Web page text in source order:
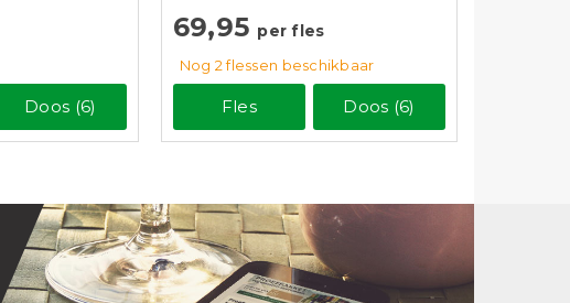
Doos (6)
69,95 per fles
Nog 2flessen beschikbaar
Fles Doos (6)